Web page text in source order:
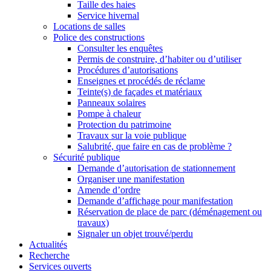
Taille des haies
Service hivernal
Locations de salles
Police des constructions
Consulter les enquêtes
Permis de construire, d’habiter ou d’utiliser
Procédures d’autorisations
Enseignes et procédés de réclame
Teinte(s) de façades et matériaux
Panneaux solaires
Pompe à chaleur
Protection du patrimoine
Travaux sur la voie publique
Salubrité, que faire en cas de problème ?
Sécurité publique
Demande d’autorisation de stationnement
Organiser une manifestation
Amende d’ordre
Demande d’affichage pour manifestation
Réservation de place de parc (déménagement ou
travaux)
Signaler un objet trouvé/perdu
Actualités
Recherche
Services ouverts